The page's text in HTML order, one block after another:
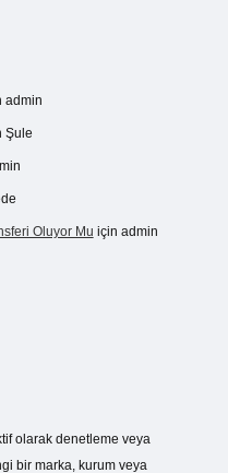
admin
Şule
Oluyor Mu için admin
olarak denetleme veya
bir marka, kurum veya